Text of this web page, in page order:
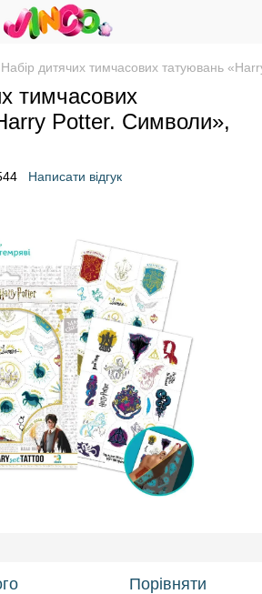
Набір дитячих тимчасових татуювань
тимчасових
Potter. Символи»,
Написати відгук
Порівняти